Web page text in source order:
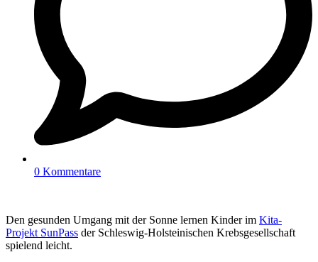
0 Kommentare
Den gesunden Umgang mit der Sonne lernen Kinder im Kita-
Projekt SunPass der Schleswig-Holsteinischen Krebsgesellschaft
spielend leicht.